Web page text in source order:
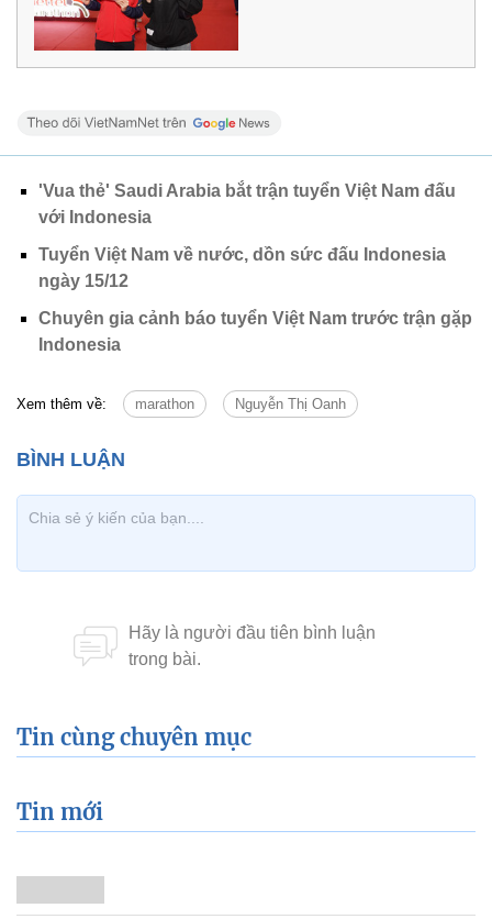
'Vua thẻ' Saudi Arabia bắt trận tuyển Việt Nam đấu
với Indonesia
Tuyển Việt Nam về nước, dồn sức đấu Indonesia
ngày 15/12
Chuyên gia cảnh báo tuyển Việt Nam trước trận gặp
Indonesia
Xem thêm về: marathon Nguyễn Thị Oanh
Tin cùng chuyên mục
Tin mới